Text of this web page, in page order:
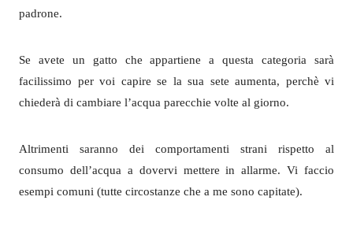
padrone.
Se avete un gatto che appartiene a questa categoria sarà
facilissimo per voi capire se la sua sete aumenta, perchè vi
chiederà di cambiare l’acqua parecchie volte al giorno.
Altrimenti saranno dei comportamenti strani rispetto al
consumo dell’acqua a dovervi mettere in allarme. Vi faccio
esempi comuni (tutte circostanze che a me sono capitate).